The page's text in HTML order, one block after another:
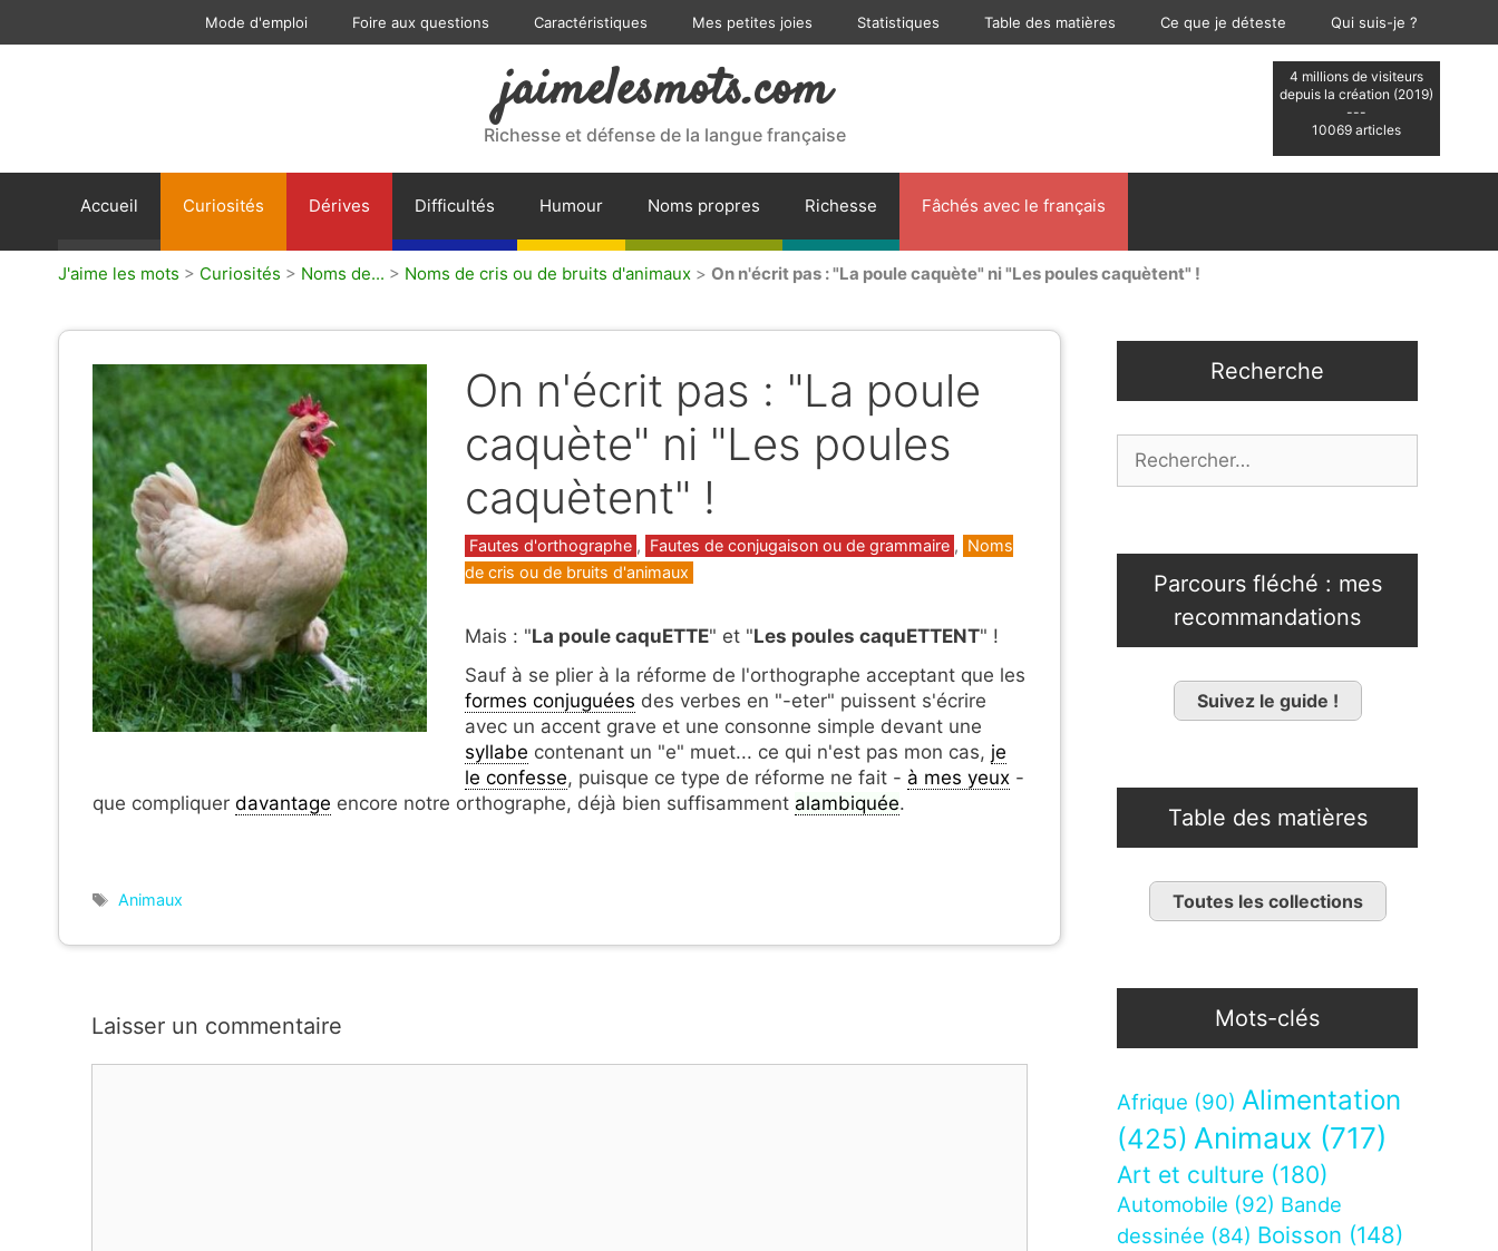
Mode d'emploi Foire aux questions Caractéristiques Mes petites joies Statistiques Table des matières Ce que je déteste Qui suis-je ?
4 millions de visiteurs
depuis la création (2019)
---
10069 articles
jaimelesmots.com
Richesse et défense de la langue française
Accueil Curiosités Dérives Difficultés Humour Noms propres Richesse Fâchés avec le français
J'aime les mots > Curiosités > Noms de... > Noms de cris ou de bruits d'animaux > On n'écrit pas : "La poule caquète" ni "Les poules caquètent" !
On n'écrit pas : "La poule
caquète" ni "Les poules
caquètent" !
Catégories
Fautes d'orthographe , Fautes de conjugaison ou de grammaire , Noms
de cris ou de bruits d'animaux
Mais : "La poule caquETTE" et "Les poules caquETTENT" !
Sauf à se plier à la réforme de l'orthographe acceptant que les
formes conjuguées des verbes en "-eter" puissent s'écrire
avec un accent grave et une consonne simple devant une
syllabe contenant un "e" muet... ce qui n'est pas mon cas, je
le confesse, puisque ce type de réforme ne fait - à mes yeux -
que compliquer davantage encore notre orthographe, déjà bien suffisamment alambiquée.
Étiquettes
Animaux
Laisser un commentaire
Recherche
Parcours fléché : mes
recommandations
Suivez le guide !
Table des matières
Toutes les collections
Mots-clés
Afrique (90) Alimentation
(425) Animaux (717)
Art et culture (180)
Automobile (92) Bande
dessinée (84) Boisson (148)